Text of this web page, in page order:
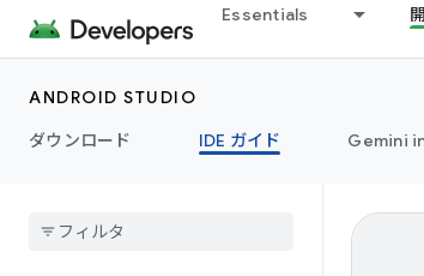
Essentials
ANDROID STUDIO
ダウンロード
IDE ガイド Gemini